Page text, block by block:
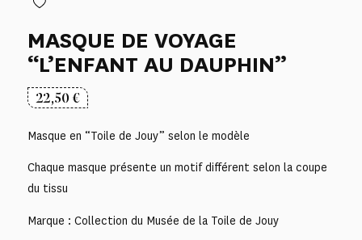
MASQUE DE VOYAGE
“L’ENFANT AU DAUPHIN”
22,50€
Masque en “Toile de Jouy” selon le modèle
Chaque masque présente un motif différent selon la coupe
du tissu
Marque : Collection du Musée de la Toile de Jouy